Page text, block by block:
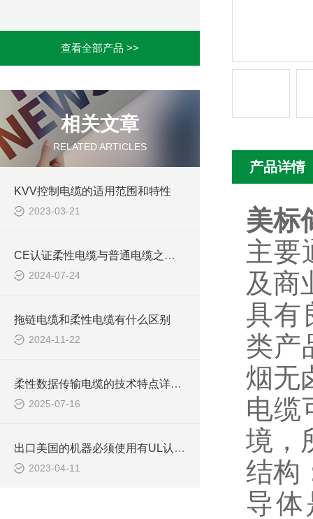
查看全部产品 >>
相关文章
RELATED ARTICLES
KVV控制电缆的适用范围和特性
2023-03-21
CE认证柔性电缆与普通电缆之间的区别你知道么
2024-07-24
拖链电缆和柔性电缆有什么区别
2024-11-22
柔性数据传输电缆的技术特点详细分析
2025-07-16
出口美国的机器必须使用有UL认证电缆吗
2023-04-11
产品详情
美标
主要
及商
具有
类产
烟无
电缆
境，
结构
导